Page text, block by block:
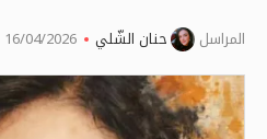
المراسل حنان الشّلي 16/04/2026